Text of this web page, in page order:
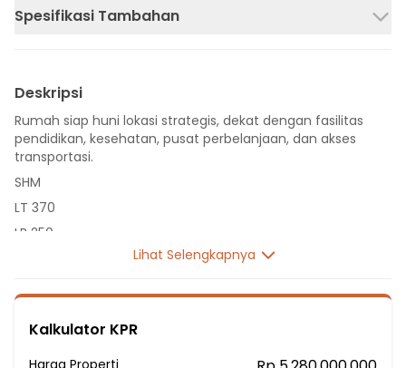
Spesifikasi Tambahan
Deskripsi
Rumah siap huni lokasi strategis, dekat dengan fasilitas
pendidikan, kesehatan, pusat perbelanjaan, dan akses
transportasi.
SHM
LT 370
LB 250
Listrik 4400 VA
Sumber Air PDAM
Lihat Selengkapnya
Kalkulator KPR
Harga Properti